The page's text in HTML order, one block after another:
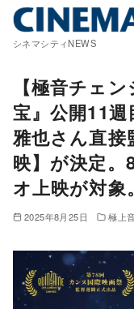
移
シネマシティNEWS
【極音チェ
宝』公開11
雅也さん直接
映】が決定
オ上映が対象。
2025年8月25日 極上